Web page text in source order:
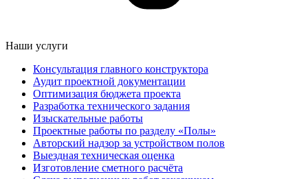
Наши услуги
Консультация главного конструктора
Аудит проектной документации
Оптимизация бюджета проекта
Разработка технического задания
Изыскательные работы
Проектные работы по разделу «Полы»
Авторский надзор за устройством полов
Выездная техническая оценка
Изготовление сметного расчёта